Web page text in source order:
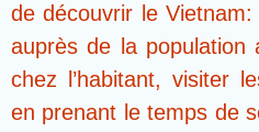
de découvrir le
auprès de la population
chez l’habitant, visiter
en prenant le temps de